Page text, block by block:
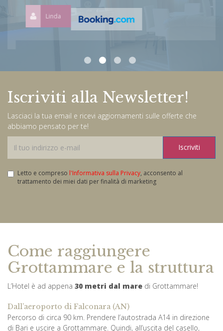
Linda
Iscriviti alla Newsletter!
Lasciaci la tua email e ricevi aggiornamenti sulle offerte che
abbiamo pensato per te!
Iscriviti
Letto e compreso l'Informativa sulla Privacy, acconsento al
trattamento dei miei dati per finalità di marketing
Come raggiungere
Grottammare e la struttura
L’Hotel è ad appena 30 metri dal mare di Grottammare!
Dall’aeroporto di Falconara (AN)
Percorso di circa 90 km. Prendere l’autostrada A14 in direzione
di Bari e uscire a Grottammare. Quindi, all’uscita del casello,